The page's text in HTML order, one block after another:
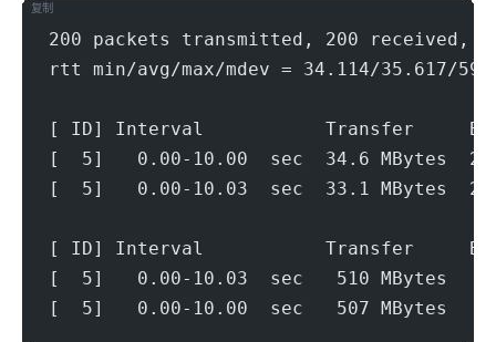
200 packets transmitted, 200 received,
rtt min/avg/max/mdev = 34.114/35.617/
[ ID] Interval           Transfer
[  5]   0.00-10.00  sec  34.6 MBytes
[  5]   0.00-10.03  sec  33.1 MBytes
[ ID] Interval           Transfer
[  5]   0.00-10.03  sec   510 MBytes
[  5]   0.00-10.00  sec   507 MBytes
复制